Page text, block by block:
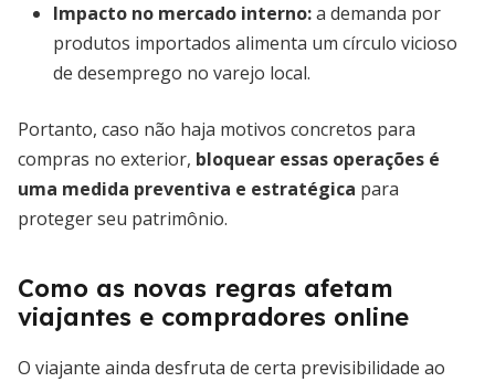
Impacto no mercado interno:a demanda por
produtos importados alimenta um círculo vicioso
de desemprego no varejo local.
Portanto, caso não haja motivos concretos para
compras no exterior, bloquear essas operações é
uma medida preventiva e estratégica para
proteger seu patrimônio.
Como as novas regras afetam
viajantes e compradores online
O viajante ainda desfruta de certa previsibilidade ao